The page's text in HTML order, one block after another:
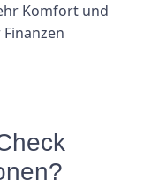
Komfort und